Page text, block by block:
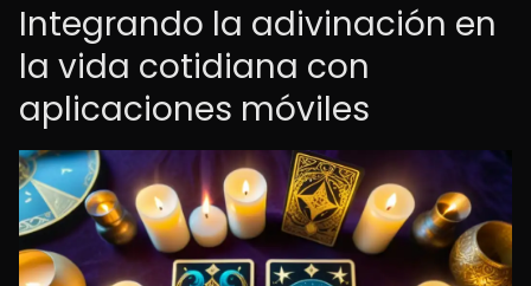
Integrando la adivinación en
la vida cotidiana con
aplicaciones móviles